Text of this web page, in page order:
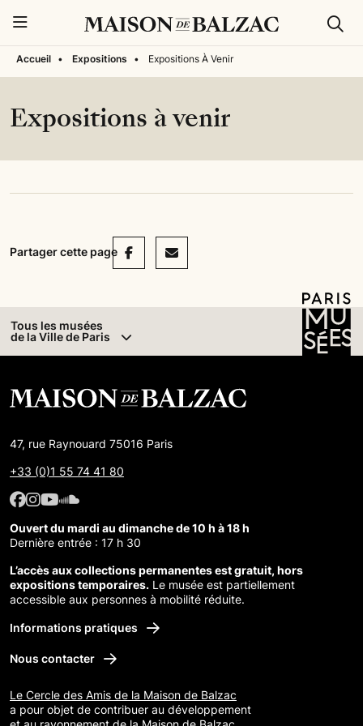
Accueil • Expositions • Expositions À Venir
Expositions à venir
Partager cette pageFacebook
Mail
Tous les musées
de la Ville de Paris
47, rue Raynouard 75016 Paris
+33 (0)1 55 74 41 80
Facebook : Maison de Balzac
Facebook : Maison de Balzac
Youtube : Maison de Balzac
SoundCloud : Maison de Balzac
Ouvert du mardi au dimanche de 10 h à 18 h
Dernière entrée : 17 h 30
L’accès aux collections permanentes est gratuit, hors
expositions temporaires. Le musée est partiellement
accessible aux personnes à mobilité réduite.
Informations pratiques
Nous contacter
Le Cercle des Amis de la Maison de Balzac
a pour objet de contribuer au développement